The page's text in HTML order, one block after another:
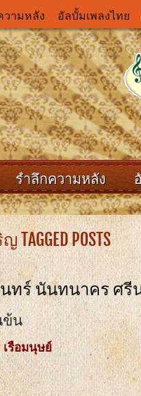
วามหลัง อัลบั้มเพลงไทย
รำลึกความหลัง
POSTS
ทร์ นันทนาคร ศรี
ข้น
เรือมนุษย์